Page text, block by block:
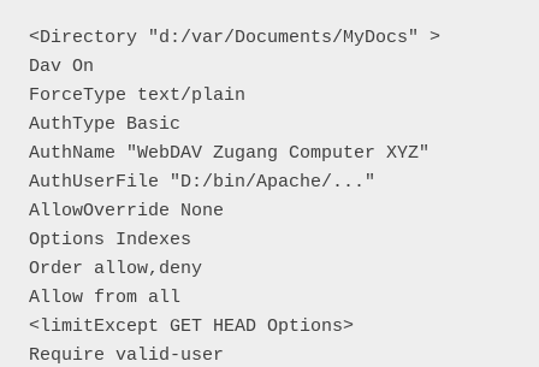
<Directory "d:/var/Documents/MyDocs" >
Dav On
ForceType text/plain
AuthType Basic
AuthName "WebDAV Zugang Computer XYZ"
AuthUserFile "D:/bin/Apache/..."
AllowOverride None
Options Indexes
Order allow,deny
Allow from all
<limitExcept GET HEAD Options>
Require valid-user